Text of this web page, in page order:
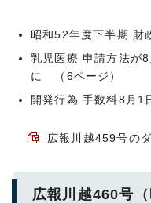
昭和52年度下半期 財
乳児医療 申請方法が
に （6ページ）
開発行為 手数料8月1
広報川越459号の
広報川越460号